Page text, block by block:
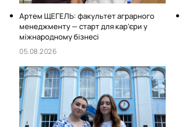
Артем ЩЕГЕЛЬ: факультет аграрного
менеджменту — старт для кар’єри у
міжнародному бізнесі
05.08.2026